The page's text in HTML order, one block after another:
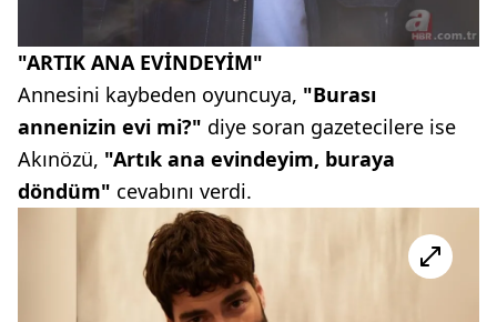
"ARTIK ANA EVİNDEYİM"
Annesini kaybeden oyuncuya, "Burası
annenizin evi mi?" diye soran gazetecilere ise
Akınözü, "Artık ana evindeyim, buraya
döndüm" cevabını verdi.